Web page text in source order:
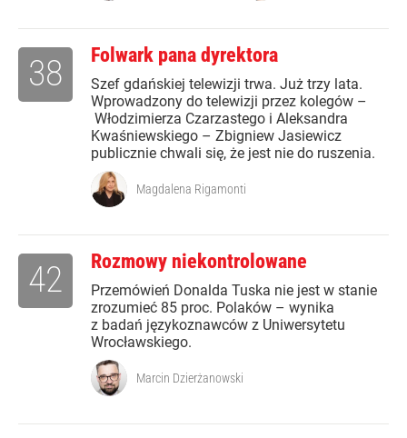
Folwark pana dyrektora
Szef gdańskiej telewizji trwa. Już trzy lata.
Wprowadzony do telewizji przez kolegów –
Włodzimierza Czarzastego i Aleksandra
Kwaśniewskiego – Zbigniew Jasiewicz
publicznie chwali się, że jest nie do ruszenia.
38
Magdalena Rigamonti
Rozmowy niekontrolowane
Przemówień Donalda Tuska nie jest w stanie
zrozumieć 85 proc. Polaków – wynika
z badań językoznawców z Uniwersytetu
Wrocławskiego.
42
Marcin Dzierżanowski